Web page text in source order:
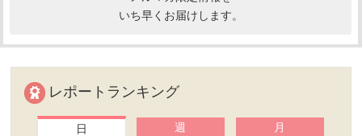
いち早くお届けします。
レポートランキング
日 週 月